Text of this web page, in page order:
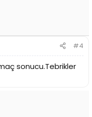
#4
sonucu.Tebrikler